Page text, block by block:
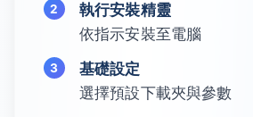
執行安裝精靈
依指示安裝至電腦
基礎設定
選擇預設下載夾與參數